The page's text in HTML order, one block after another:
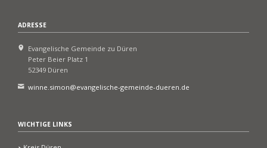
ADRESSE
Evangelische Gemeinde zu Düren
Peter Beier Platz 1
52349 Düren
winne.simon@evangelische-gemeinde-dueren.de
WICHTIGE LINKS